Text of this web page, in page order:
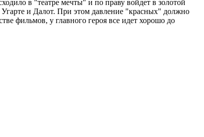
в "театре мечты" и по праву войдет в золотой
и Далот. При этом давление "красных" должно
фильмов, у главного героя все идет хорошо до